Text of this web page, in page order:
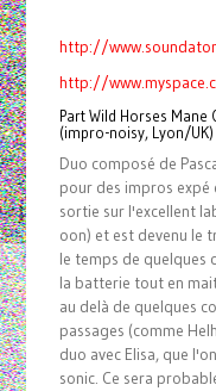
http://
http://
Part Wild Horses Mane
(impro-noisy, Lyon/UK)
Duo composé de
pour des impros expé
sortie sur l'excellent
oon) et est devenu le
le temps de quelques
la batterie tout en
au delà de quelques
passages (comme
duo avec Elisa, que
sonic. Ce sera